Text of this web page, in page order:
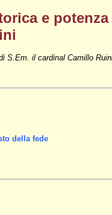
e
S.Em. il cardinal Camillo
della fede